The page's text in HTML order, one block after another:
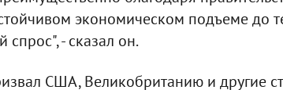
экономическом подъеме до
спрос", - сказал он.
США, Великобританию и другие